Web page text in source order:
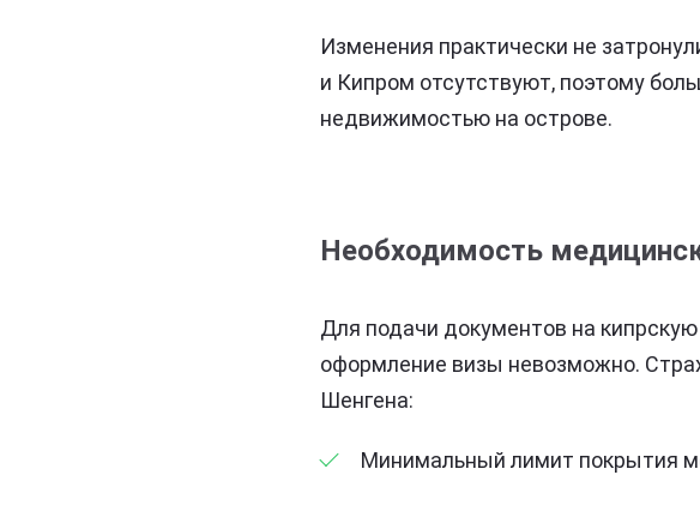
Изменения практически не
и Кипром отсутствуют, поэтому
недвижимостью на острове.
Необходимость
Для подачи документов на
оформление визы невозможно.
Шенгена:
Минимальный лимит покрытия